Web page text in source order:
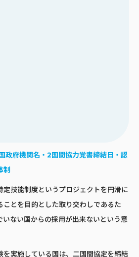
政府機関名・2国間協力覚書締結日・認
制
定技能制度というプロジェクトを円滑に
ことを目的とした取り交わしであるた
いない国からの採用が出来ないという意
を実施している国は、二国間協定を締結